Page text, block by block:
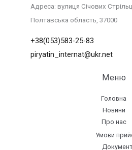
Адреса: вулиця Січових
Полтавська область, 37000
+38(053)583-25-83
piryatin_internat@ukr.net
Меню
Головна
Новини
Про нас
Умови